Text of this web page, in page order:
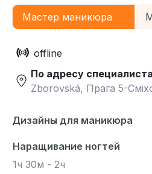
Мастер маникюра
offline
По адресу специалиста
Zborovská, Прага 5-
Дизайны для маникюра
Наращивание ногтей
1ч 30м - 2ч